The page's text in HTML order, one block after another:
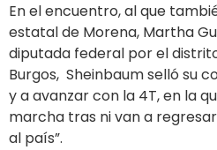
En el encuentro, al que
estatal de Morena, Martha
diputada federal por el
Burgos, Sheinbaum selló su
y a avanzar con la 4T, en la
marcha tras ni van a
al país”.